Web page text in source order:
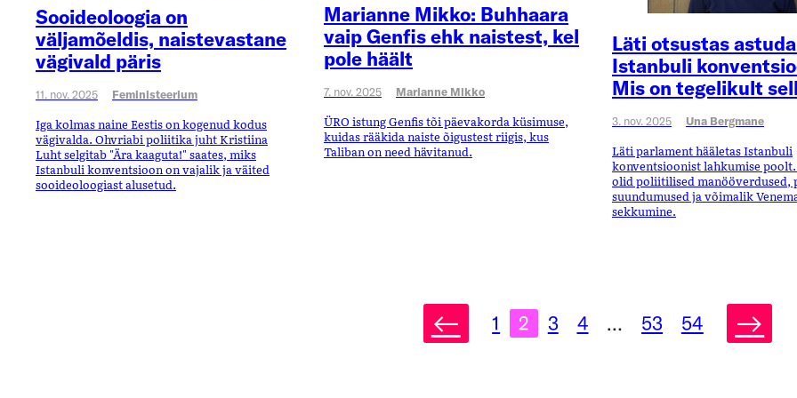
Sooideoloogia on
väljamõeldis, naistevastane
vägivald päris
11. nov. 2025 Feministeerium
Iga kolmas naine Eestis on kogenud kodus
vägivalda. Ohvriabi poliitika juht Kristiina
Luht selgitab "Ära kaaguta!" saates, miks
Istanbuli konventsioon on vajalik ja väited
sooideoloogiast alusetud.
Marianne Mikko: Buhhaara
vaip Genfis ehk naistest, kel
pole häält
7. nov. 2025 Marianne Mikko
ÜRO istung Genfis tõi päevakorda küsimuse,
kuidas rääkida naiste õigustest riigis, kus
Taliban on need hävitanud.
Läti otsustas
Istanbuli
Mis on tegelikult
3. nov. 2025 Una Bergmane
Läti parlament hääletas Istanbuli
konventsioonist lahkumise poolt.
olid poliitilised manööverdused,
suundumused ja võimalik
sekkumine.
← 1 2 3 4 … 53 54 →